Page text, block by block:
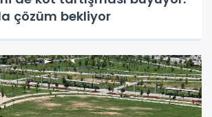
çözüm bekliyor